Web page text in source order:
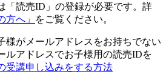
「読売ID」の登録が必要です。詳
方へ」 をご覧ください。
がメールアドレスをお持ちでない
ルアドレスでお子様用の読売IDを
受講申し込みをする方法